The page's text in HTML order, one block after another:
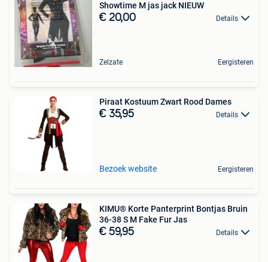
Showtime M jas jack NIEUW
€ 20,00 Details
Zelzate Eergisteren
Piraat Kostuum Zwart Rood Dames
€ 35,95 Details
Bezoek website Eergisteren
KIMU® Korte Panterprint Bontjas Bruin
36-38 S M Fake Fur Jas
€ 59,95 Details